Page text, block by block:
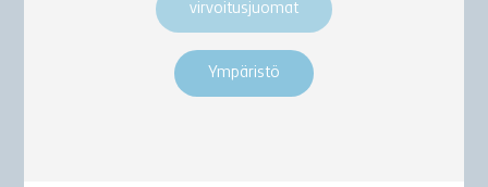
virvoitusjuomat
Ympäristö